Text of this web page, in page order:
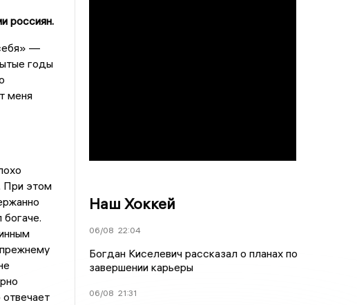
россиян.
—
годы
меня
При этом
Наш Хоккей
06/08 22:04
Богдан Киселевич рассказал о планах по
завершении карьеры
06/08 21:31